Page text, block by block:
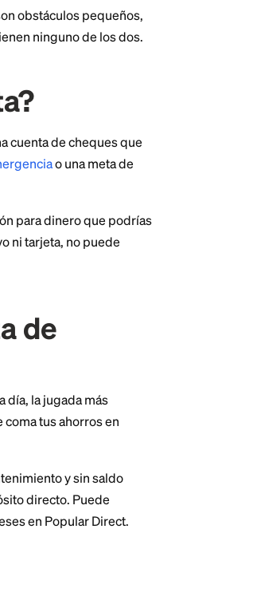
atraer depósitos.
debes conocer
incluye tarjeta de cajero
efectivo. Todo se mueve por
vinculada, lo que puede tardar de
de algunos bancos en línea,
día. Es un lugar para guardar
anticipadoson obstáculos
no tienen ninguno de los